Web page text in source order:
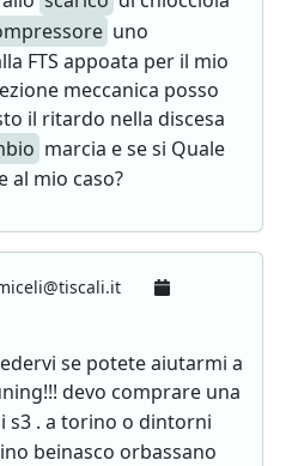
uno
FTS appoata per il mio
meccanica posso
il ritardo nella discesa
marcia e se si Quale
al mio caso?
se potete aiutarmi a
devo comprare una
s3 . a torino o dintorni
beinasco orbassano